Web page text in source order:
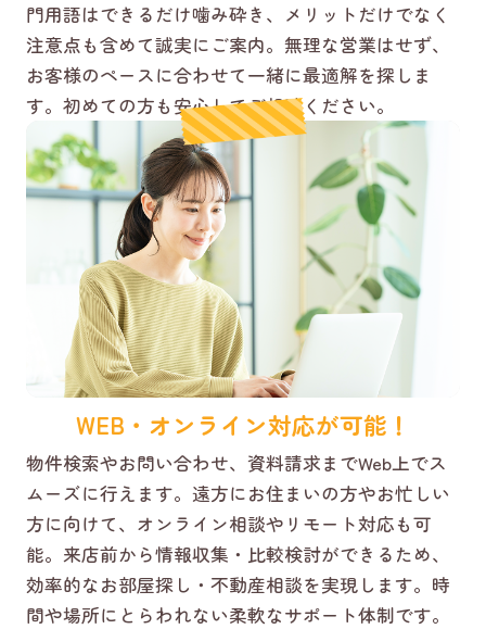
門用語はできるだけ噛み砕き、メリットだけでなく
注意点も含めて誠実にご案内。無理な営業はせず、
お客様のペースに合わせて一緒に最適解を探しま
す。初めての方も安心してご相談ください。
WEB・オンライン対応が可能！
物件検索やお問い合わせ、資料請求までWeb上でス
ムーズに行えます。遠方にお住まいの方やお忙しい
方に向けて、オンライン相談やリモート対応も可
能。来店前から情報収集・比較検討ができるため、
効率的なお部屋探し・不動産相談を実現します。時
間や場所にとらわれない柔軟なサポート体制です。